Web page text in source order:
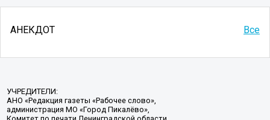
АНЕКДОТ Все
УЧРЕДИТЕЛИ:
АНО «Редакция газеты «Рабочее слово»,
администрация МО «Город Пикалёво»,